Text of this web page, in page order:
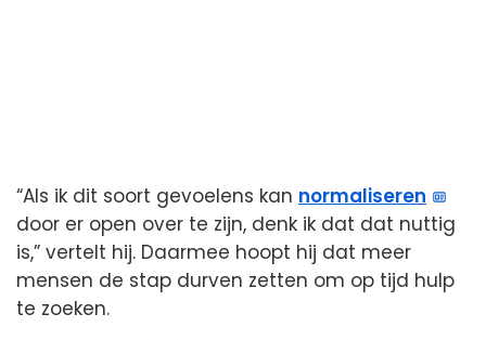
“Als ik dit soort gevoelens kan normaliseren
door er open over te zijn, denk ik dat dat nuttig
is,” vertelt hij. Daarmee hoopt hij dat meer
mensen de stap durven zetten om op tijd hulp
te zoeken.